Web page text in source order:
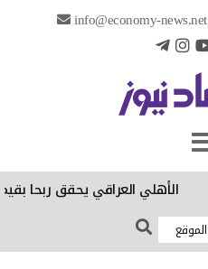
info@economy-news.net
الأهلي العراقي يحقق ربحا بقيمة 67.5 مليار دينار خلال الربع الثاني في 2026